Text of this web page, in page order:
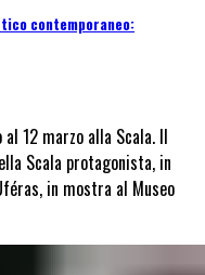
contemporaneo:
12 marzo alla Scala. Il
Scala protagonista, in
in mostra al Museo